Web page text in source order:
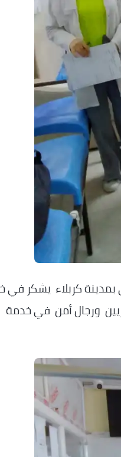
كربلاء يشكر في
ورجال أمن في خدمة